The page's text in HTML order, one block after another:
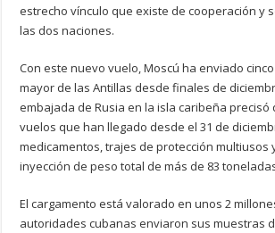
estrecho vínculo que existe de cooperación y
las dos naciones.
Con este nuevo vuelo, Moscú ha enviado
mayor de las Antillas desde finales de
embajada de Rusia en la isla caribeña precisó
vuelos que han llegado desde el 31 de
medicamentos, trajes de protección multiusos
inyección de peso total de más de 83
El cargamento está valorado en unos 2
autoridades cubanas enviaron sus muestras